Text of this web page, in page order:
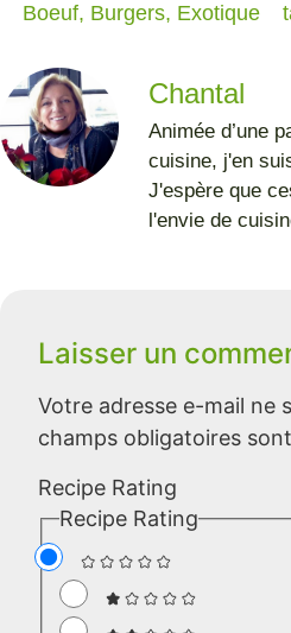
Boeuf, Burgers, Exotique
Chantal
Animée d’une
cuisine, j'en
J'espère que
l'envie de
Laisser un
Votre adresse e-mail ne
champs obligatoires
Recipe Rating
Recipe Rating